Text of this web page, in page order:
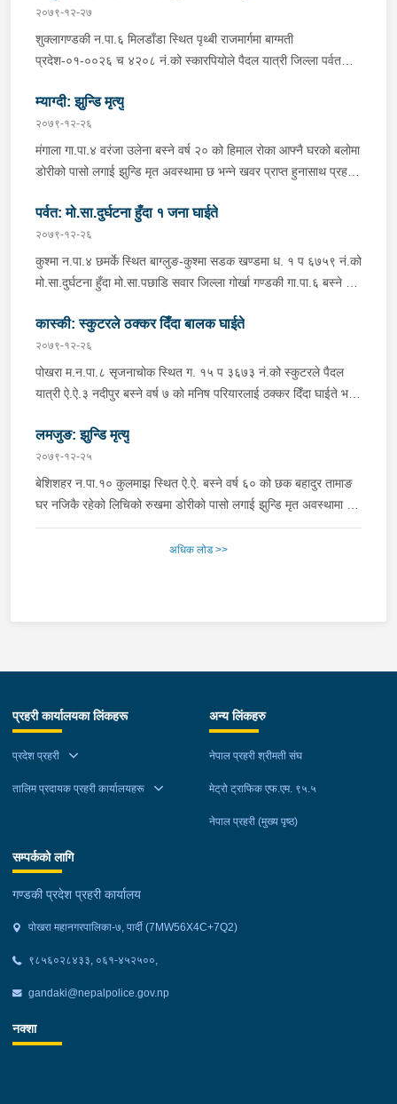
२०७९-१२-२७
शुक्लागण्डकी न.पा.६ मिलडाँडा स्थित पृथ्बी राजमार्गमा बाग्मती
प्रदेश-०१-००२६ च ४२०८ नं.को स्कारपियोले पैदल यात्री जिल्ला पर्वत
कि प्रकृती रानालाई ठक्कर दिंदा घाईते भई कालिगण्डकी रिसर्च अस्पताल
पोखरामा उपचार भईरहेको । स्कारपियो चालक घाईतेको उपचारमा संलग्न
रहेको । स्कारपियो प्रहरीको नियन्त्रणमा रहेको ।
म्याग्दी: झुन्डि मृत्यु
२०७९-१२-२६
मंगाला गा.पा.४ वरंजा उलेना बस्ने वर्ष २० को हिमाल रोका आफ्नै घरको बलोमा
डोरीको पासो लगाई झुन्डि मृत अवस्थामा छ भन्ने खवर प्राप्त हुनासाथ प्रहरी
पर्वत: मो.सा.दुर्घटना हुँदा १ जना घाईते
२०७९-१२-२६
कुश्मा न.पा.४ छमर्के स्थित बाग्लुङ-कुश्मा सडक खण्डमा ध. १ प ६७५९ नं.को
मो.सा.दुर्घटना हुँदा मो.सा.पछाडि सवार जिल्ला गोर्खा गण्डकी गा.पा.६ बस्ने वर्ष
घाईतेको उपचारमा मो.सा.चालक जिल्ला बाग्लुङ काठेखोला गा.पा.२ भिमपोखरा
बस्ने वर्ष २२ को राजकुमार सुनार संलग्न रहेको । मो.सा.प्रहरीको
नियन्त्रणमा रहेको ।
कास्की: स्कुटरले ठक्कर दिँदा बालक घाईते
२०७९-१२-२६
पोखरा म.न.पा.८ सृजनाचोक स्थित ग. १५ प ३६७३ नं.को स्कुटरले पैदल
यात्री ऐ.ऐ.३ नदीपुर बस्ने वर्ष ७ को मनिष परियारलाई ठक्कर दिँदा घाईते भई
चालकलाई नियन्त्रणमा लिई आवश्यक अनुसन्धान भईरहेको ।
लमजुङ: झुन्डि मृत्यु
२०७९-१२-२५
बेशिशहर न.पा.१० कुलमाझ स्थित ऐ.ऐ. बस्ने वर्ष ६० को छक बहादुर तामाङ
घर नजिकै रहेको लिचिको रुखमा डोरीको पासो लगाई झुन्डि मृत अवस्थामा छ
भन्ने खवर प्राप्त हुनासाथ प्रहरी टोली खटि गई आवश्यक अनुसन्धान
अधिक लोड >>
प्रहरी कार्यालयका लिंकहरू
प्रदेश प्रहरी
तालिम प्रदायक प्रहरी कार्यालयहरू
अन्य लिंकहरु
नेपाल प्रहरी श्रीमती संघ
मेट्रो ट्राफिक एफ.एम. ९५.५
नेपाल प्रहरी (मुख्य पृष्ठ)
सम्पर्कको लागि
गण्डकी प्रदेश प्रहरी कार्यालय
पोखरा महानगरपालिका-७, पार्दी (7MW56X4C+7Q2)
९८५६०२८४३३, ०६१-४५२५००,
gandaki@nepalpolice.gov.np
नक्शा